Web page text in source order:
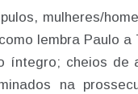
mulheres/
lembra Paulo
íntegro; cheios
na